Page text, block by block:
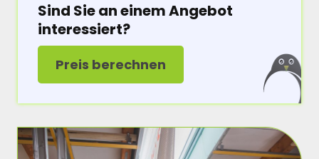
Sind Sie an einem Angebot
interessiert?
Preis berechnen